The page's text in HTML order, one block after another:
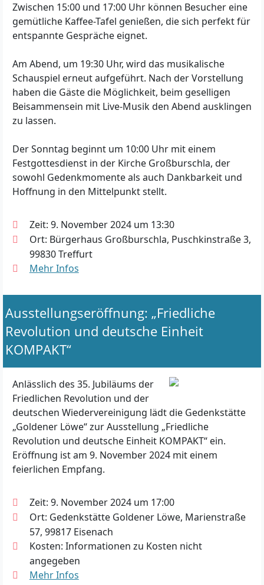
Zwischen 15:00 und 17:00 Uhr können Besucher eine
gemütliche Kaffee-Tafel genießen, die sich perfekt für
entspannte Gespräche eignet.
Am Abend, um 19:30 Uhr, wird das musikalische
Schauspiel erneut aufgeführt. Nach der Vorstellung
haben die Gäste die Möglichkeit, beim geselligen
Beisammensein mit Live-Musik den Abend ausklingen
zu lassen.
Der Sonntag beginnt um 10:00 Uhr mit einem
Festgottesdienst in der Kirche Großburschla, der
sowohl Gedenkmomente als auch Dankbarkeit und
Hoffnung in den Mittelpunkt stellt.
Zeit: 9. November 2024 um 13:30
Ort: Bürgerhaus Großburschla, Puschkinstraße 3,
99830 Treffurt
Mehr Infos
Ausstellungseröffnung: „Friedliche
Revolution und deutsche Einheit
KOMPAKT“
Anlässlich des 35. Jubiläums der
Friedlichen Revolution und der
deutschen Wiedervereinigung lädt die Gedenkstätte
„Goldener Löwe“ zur Ausstellung „Friedliche
Revolution und deutsche Einheit KOMPAKT“ ein.
Eröffnung ist am 9. November 2024 mit einem
feierlichen Empfang.
Zeit: 9. November 2024 um 17:00
Ort: Gedenkstätte Goldener Löwe, Marienstraße
57, 99817 Eisenach
Kosten: Informationen zu Kosten nicht
angegeben
Mehr Infos